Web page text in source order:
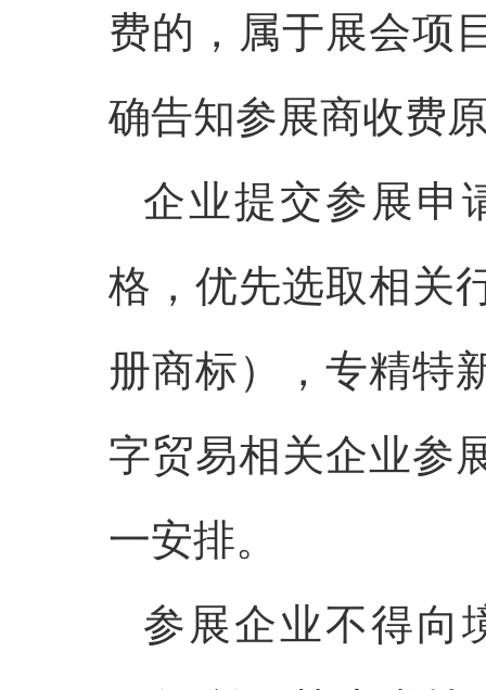
费的，属于展会项
确告知参展商收费
企业提交参展申
格，优先选取相关
册商标），专精特
字贸易相关企业参
一安排。
参展企业不得向